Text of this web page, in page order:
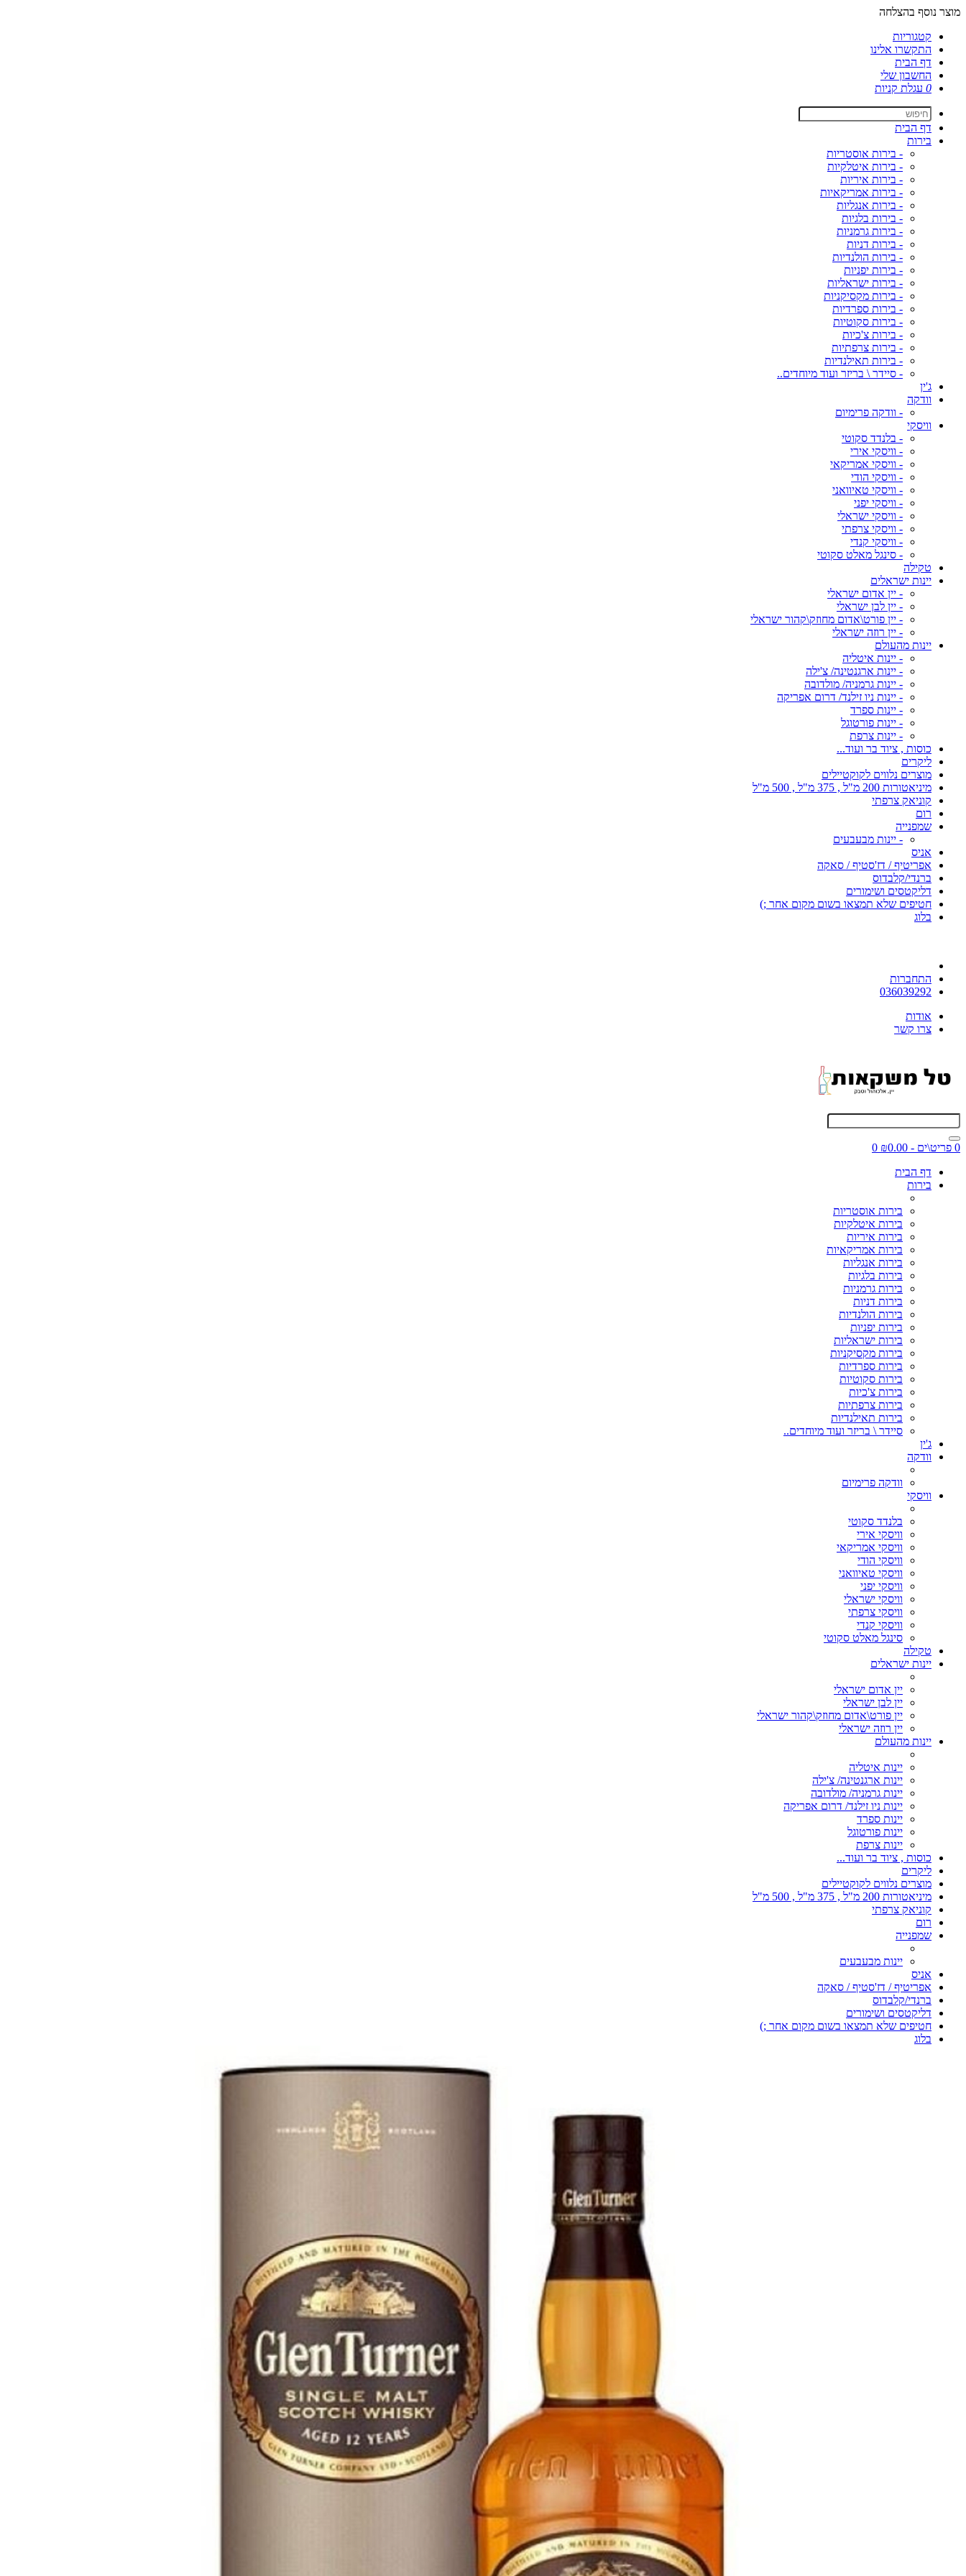
מוצר נוסף בהצלחה
קטגוריות
התקשרו אלינו
דף הבית
החשבון שלי
0 עגלת קניות
דף הבית
בירות
- בירות אוסטריות
- בירות איטלקיות
- בירות איריות
- בירות אמריקאיות
- בירות אנגליות
- בירות בלגיות
- בירות גרמניות
- בירות דניות
- בירות הולנדיות
- בירות יפניות
- בירות ישראליות
- בירות מקסיקניות
- בירות ספרדיות
- בירות סקוטיות
- בירות צ'כיות
- בירות צרפתיות
- בירות תאילנדיות
- סיידר \ בריזר ועוד מיוחדים..
ג'ין
וודקה
- וודקה פרימיום
וויסקי
- בלנדד סקוטי
- וויסקי אירי
- וויסקי אמריקאי
- וויסקי הודי
- וויסקי טאיוואני
- וויסקי יפני
- וויסקי ישראלי
- וויסקי צרפתי
- וויסקי קנדי
- סינגל מאלט סקוטי
טקילה
יינות ישראלים
- יין אדום ישראלי
- יין לבן ישראלי
- יין פורט\אדום מחוזק\קהור ישראלי
- יין רוזה ישראלי
יינות מהעולם
- יינות איטליה
- יינות ארגנטינה/ צ'ילה
- יינות גרמניה/ מולדובה
- יינות ניו זילנד/ דרום אפריקה
- יינות ספרד
- יינות פורטוגל
- יינות צרפת
כוסות , ציוד בר ועוד...
ליקרים
מוצרים נלווים לקוקטיילים
מיניאטורות 200 מ"ל , 375 מ"ל , 500 מ"ל
קוניאק צרפתי
רום
שמפנייה
- יינות מבעבעים
אניס
אפריטיף / דז'סטיף / סאקה
ברנדי/קלבדוס
דליקטסים ושימורים
חטיפים שלא תמצאו בשום מקום אחר ;)
בלוג
התחברות
036039292
אודות
צרו קשר
0 פריט\ים - ₪0.00
0
דף הבית
בירות
בירות אוסטריות
בירות איטלקיות
בירות איריות
בירות אמריקאיות
בירות אנגליות
בירות בלגיות
בירות גרמניות
בירות דניות
בירות הולנדיות
בירות יפניות
בירות ישראליות
בירות מקסיקניות
בירות ספרדיות
בירות סקוטיות
בירות צ'כיות
בירות צרפתיות
בירות תאילנדיות
סיידר \ בריזר ועוד מיוחדים..
ג'ין
וודקה
וודקה פרימיום
וויסקי
בלנדד סקוטי
וויסקי אירי
וויסקי אמריקאי
וויסקי הודי
וויסקי טאיוואני
וויסקי יפני
וויסקי ישראלי
וויסקי צרפתי
וויסקי קנדי
סינגל מאלט סקוטי
טקילה
יינות ישראלים
יין אדום ישראלי
יין לבן ישראלי
יין פורט\אדום מחוזק\קהור ישראלי
יין רוזה ישראלי
יינות מהעולם
יינות איטליה
יינות ארגנטינה/ צ'ילה
יינות גרמניה/ מולדובה
יינות ניו זילנד/ דרום אפריקה
יינות ספרד
יינות פורטוגל
יינות צרפת
כוסות , ציוד בר ועוד...
ליקרים
מוצרים נלווים לקוקטיילים
מיניאטורות 200 מ"ל , 375 מ"ל , 500 מ"ל
קוניאק צרפתי
רום
שמפנייה
יינות מבעבעים
אניס
אפריטיף / דז'סטיף / סאקה
ברנדי/קלבדוס
דליקטסים ושימורים
חטיפים שלא תמצאו בשום מקום אחר ;)
בלוג